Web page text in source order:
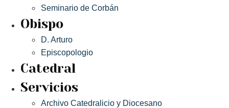
Seminario de Corbán
Obispo
D. Arturo
Episcopologio
Catedral
Servicios
Archivo Catedralicio y Diocesano